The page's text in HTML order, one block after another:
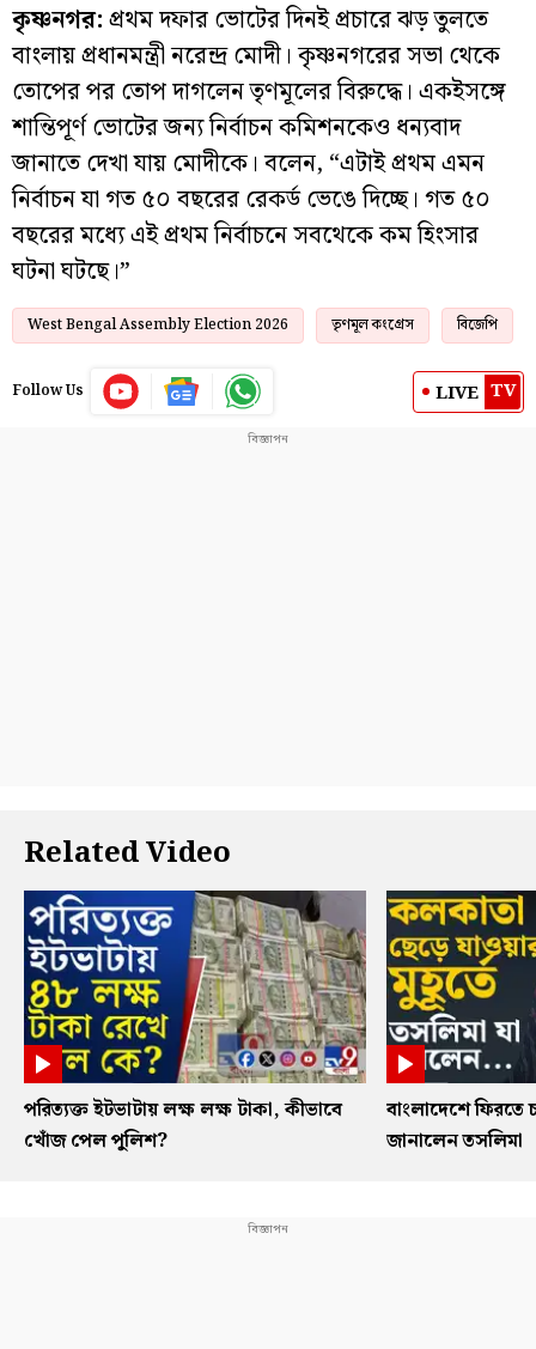
কৃষ্ণনগর:প্রথম দফার ভোটের দিনই প্রচারে ঝড় তুলতে
বাংলায় প্রধানমন্ত্রী নরেন্দ্র মোদী। কৃষ্ণনগরের সভা থেকে
তোপের পর তোপ দাগলেন তৃণমূলের বিরুদ্ধে। একইসঙ্গে
শান্তিপূর্ণ ভোটের জন্য নির্বাচন কমিশনকেও ধন্যবাদ
জানাতে দেখা যায় মোদীকে। বলেন, “এটাই প্রথম এমন
নির্বাচন যা গত ৫০ বছরের রেকর্ড ভেঙে দিচ্ছে। গত ৫০
বছরের মধ্যে এই প্রথম নির্বাচনে সবথেকে কম হিংসার
ঘটনা ঘটছে।”
West Bengal Assembly Election 2026 তৃণমূল কংগ্রেস বিজেপি
Follow Us LIVE TV
Related Video
পরিত্যক্ত ইটভাটায় লক্ষ লক্ষ টাকা, কীভাবে
খোঁজ পেল পুলিশ?
বাংলাদেশে ফিরতে
জানালেন তসলিমা